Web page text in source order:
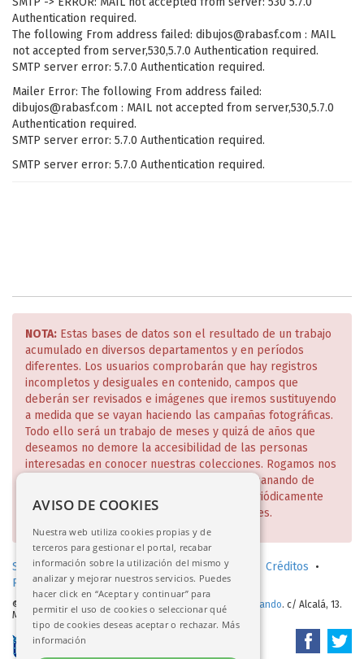
Authentication required.
The following From address failed: dibujos@rabasf.com : MAIL
not accepted from server,530,5.7.0 Authentication required.
SMTP server error: 5.7.0 Authentication required.
Mailer Error: The following From address failed:
dibujos@rabasf.com : MAIL not accepted from server,530,5.7.0
Authentication required.
SMTP server error: 5.7.0 Authentication required.
SMTP server error: 5.7.0 Authentication required.
NOTA: Estas bases de datos son el resultado de un trabajo
acumulado en diversos departamentos y en períodos
diferentes. Los usuarios comprobarán que hay registros
incompletos y desiguales en contenido, campos que
deberán ser revisados e imágenes que iremos sustituyendo
a medida que se vayan haciendo las campañas fotográficas.
Todo ello será un trabajo de meses y quizá de años que
deseamos no demore la accesibilidad de las personas
interesadas en conocer nuestras colecciones. Rogamos nos
disculpen estas deficiencias que iremos subsanando de
manera escalonada y de lo cual daremos periódicamente
cuenta en nuestra página web y redes sociales.
Solicitud de consulta en sala (investigadores) Créditos •
Política de privacidad•Aviso legal
© 2017-2026. Real Academia de Bellas Artes de San Fernando. c/ Alcalá, 13.
Madrid
AVISO DE COOKIES
Nuestra web utiliza cookies propias y de
terceros para gestionar el portal, recabar
información sobre la utilización del mismo y
analizar y mejorar nuestros servicios. Puedes
hacer click en “Aceptar y continuar” para
permitir el uso de cookies o seleccionar qué
tipo de cookies deseas aceptar o rechazar. Más
información